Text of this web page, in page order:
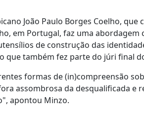
João Paulo Borges Coelho,
em Portugal, faz uma
de construção das
que também fez parte do júri final
formas de (in)compreensão
assombrosa da desqualificada e
apontou Minzo.